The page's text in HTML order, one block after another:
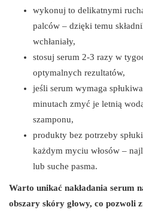
wykonuj to delikatnymi
palców – dzięki temu
wchłaniały,
stosuj serum 2-3 razy w
optymalnych rezultatów,
jeśli serum wymaga
minutach zmyć je letnią
szamponu,
produkty bez potrzeby
każdym myciu włosów –
lub suche pasma.
Warto unikać nakładania serum
obszary skóry głowy, co pozwoli